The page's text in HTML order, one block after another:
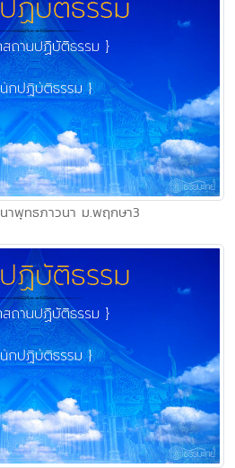
าพุทธภาวนา ม.พฤกษา3